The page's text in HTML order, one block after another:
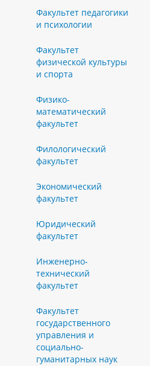
Факультет педагогики
и психологии
Факультет
физической культуры
и спорта
Физико-
математический
факультет
Филологический
факультет
Экономический
факультет
Юридический
факультет
Инженерно-
технический
факультет
Факультет
государственного
управления и
социально-
гуманитарных наук